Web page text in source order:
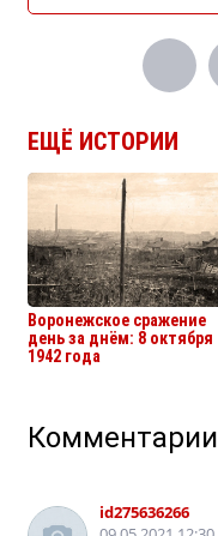
ЕЩЁ ИСТОРИИ
Воронежское сражение
день за днём: 8 октября
1942 года
Все истории
Комментарии
id275636266